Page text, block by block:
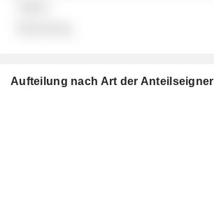
Aufteilung nach Art der Anteilseigner